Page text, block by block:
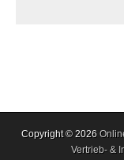
Copyright © 2026
Vertrieb- &